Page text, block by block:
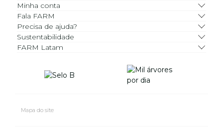
Minha conta
Fala FARM
Precisa de ajuda?
Sustentabilidade
FARM Latam
Mapa do site